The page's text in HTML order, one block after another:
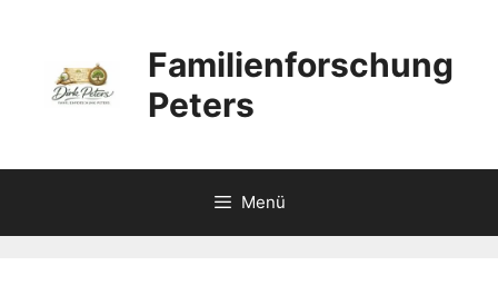
springen
Familienforschung
Peters
Menü